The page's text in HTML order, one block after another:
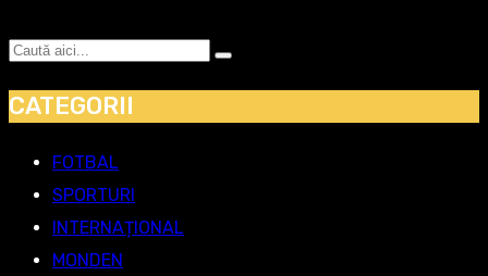
CATEGORII
FOTBAL
SPORTURI
INTERNAȚIONAL
MONDEN